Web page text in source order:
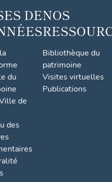
l'Eglise
DE
du
de
des
NOS
Bibliothèque du
patrimoine
Visites virtuelles
Publications